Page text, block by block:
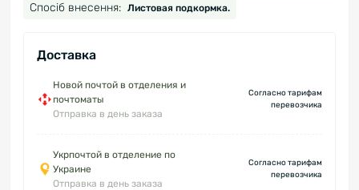
Спосіб внесення: Листовая подкормка.
Доставка
Новой почтой в отделения и
почтоматы
Отправка в день заказа
Согласно тарифам
перевозчика
Укрпочтой в отделение по
Украине
Отправка в день заказа
Согласно тарифам
перевозчика